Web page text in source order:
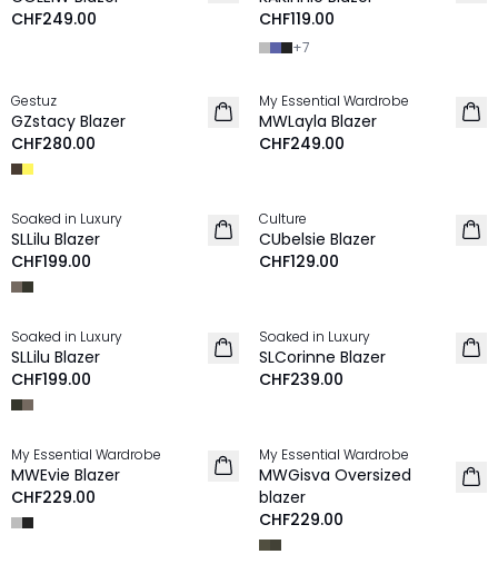
CHF249.00
CHF119.00
+7
NEU
Gestuz
GZstacy Blazer
CHF280.00
NEU
My Essential Wardrobe
MWLayla Blazer
CHF249.00
NEU
Soaked in Luxury
SLLilu Blazer
CHF199.00
NEU
Culture
CUbelsie Blazer
CHF129.00
NEU
Soaked in Luxury
SLLilu Blazer
CHF199.00
NEU
Soaked in Luxury
SLCorinne Blazer
CHF239.00
NEU
My Essential Wardrobe
MWEvie Blazer
CHF229.00
NEU
My Essential Wardrobe
MWGisva Oversized
blazer
CHF229.00